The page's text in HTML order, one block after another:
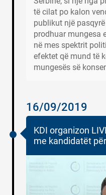
të cilat po kalon
publikut një
prodhuar mungesa
në mes spektrit
efektet që mund të
mungesës së
16/09/2019
KDI organizon
me kandidatët